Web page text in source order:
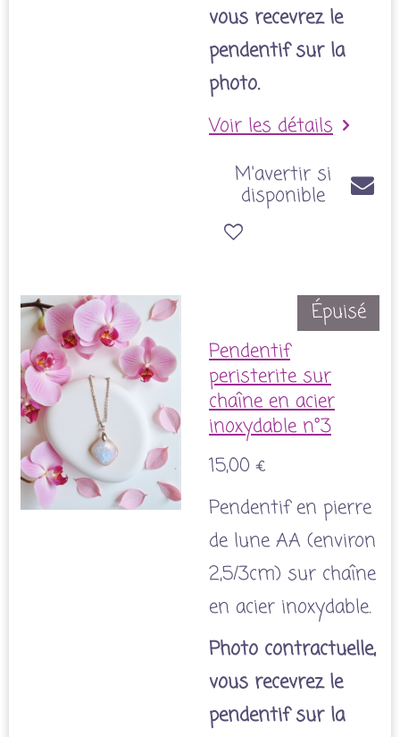
vous recevrez le
pendentif sur la
photo.
Voir les détails
M'avertir si
disponible
Épuisé
Pendentif
peristerite sur
chaîne en acier
inoxydable n°3
15,00 €
Pendentif en pierre
de lune AA (environ
2,5/3cm) sur chaîne
en acier inoxydable.
Photo contractuelle,
vous recevrez le
pendentif sur la